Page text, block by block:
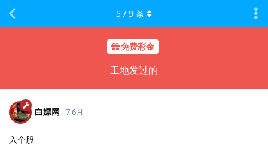
免费彩金
工地发过的
5 / 9 条
白嫖网 7 6月
入个股